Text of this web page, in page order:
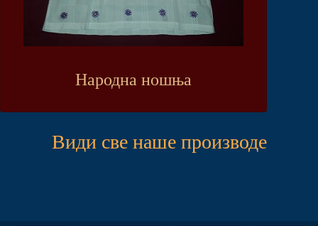
Народна ношња
Види све наше производе